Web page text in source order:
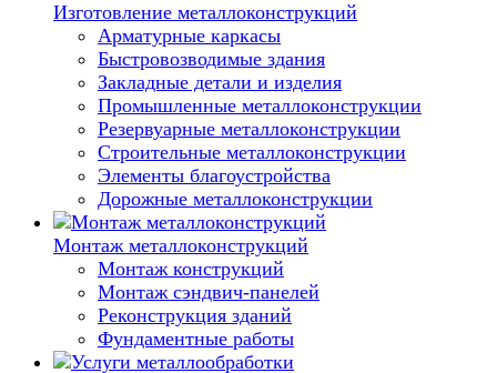
Изготовление металлоконструкций
Арматурные каркасы
Быстровозводимые здания
Закладные детали и изделия
Промышленные металлоконструкции
Резервуарные металлоконструкции
Строительные металлоконструкции
Элементы благоустройства
Дорожные металлоконструкции
Монтаж металлоконструкций
Монтаж конструкций
Монтаж сэндвич-панелей
Реконструкция зданий
Фундаментные работы